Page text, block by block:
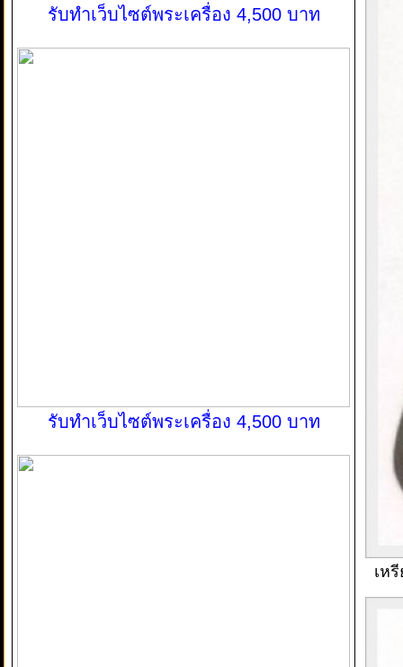
รับทำเว็บไซต์พระเครื่อง 4,500 บาท
รับทำเว็บไซต์พระเครื่อง 4,500 บาท
เห